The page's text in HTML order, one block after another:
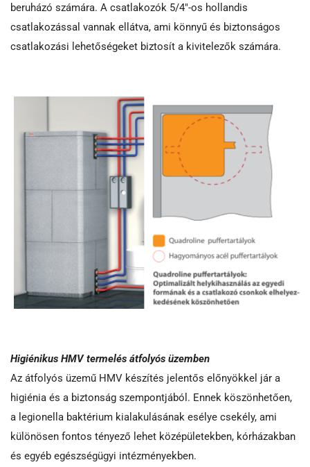
beruházó számára. A csatlakozók 5/4″-os hollandis
csatlakozással vannak ellátva, ami könnyű és biztonságos
csatlakozási lehetőségeket biztosít a kivitelezők számára.
Higiénikus HMV termelés átfolyós üzemben
Az átfolyós üzemű HMV készítés jelentős előnyökkel jár a
higiénia és a biztonság szempontjából. Ennek köszönhetően,
a legionella baktérium kialakulásának esélye csekély, ami
különösen fontos tényező lehet középületekben, kórházakban
és egyéb egészségügyi intézményekben.